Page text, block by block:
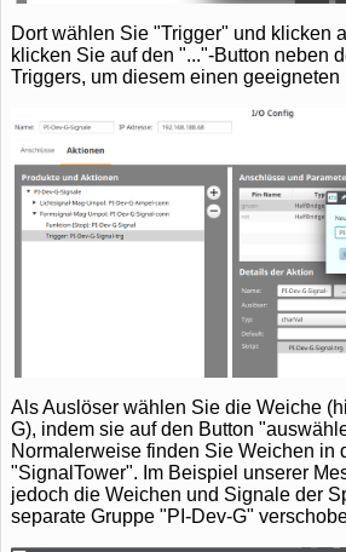
Dort wählen Sie "Trigger" und klicken
klicken Sie auf den "..."-Button neben
Triggers, um diesem einen geeigneten
Als Auslöser wählen Sie die Weiche
G), indem sie auf den Button
Normalerweise finden Sie Weichen in
"SignalTower". Im Beispiel unserer
jedoch die Weichen und Signale der
separate Gruppe "PI-Dev-G"